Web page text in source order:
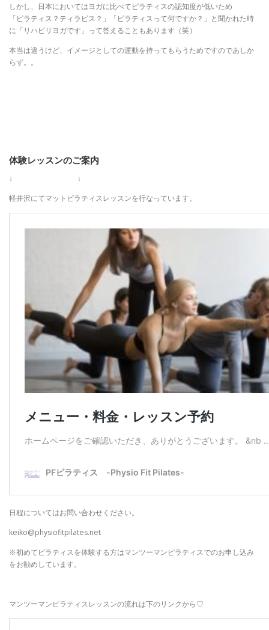
しかし、日本においてはヨガに比べてピラティスの認知度が低いため
「ピラティス？ティラピス？」「ピラティスって何ですか？」と聞かれた時
に「リハビリヨガです」って答えることもあります（笑）
本当は違うけど、イメージとしての運動を持ってもらうためですのであしか
らず。。
体験レッスンのご案内
↓ ↓
軽井沢にてマットピラティスレッスンを行なっています。
日程についてはお問い合わせください。
keiko@physiofitpilates.net
※初めてピラティスを体験する方はマンツーマンピラティスでのお申し込み
をお勧めしています。
マンツーマンピラティスレッスンの流れは下のリンクから♡